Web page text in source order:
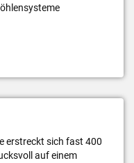
erstreckt sich fast 400
auf einem